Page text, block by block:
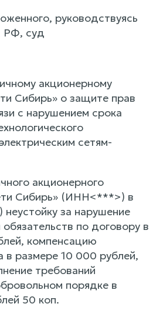
руководствуясь
РФ, суд
акционерному
Сибирь» о защите прав
с нарушением срока
сетям-
акционерного
Сибирь» (ИНН<***>) в
за нарушение
по договору в
компенсацию
в размере 10 000 рублей,
требований
порядке в
50 коп.